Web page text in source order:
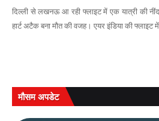
दिल्ली से लखनऊ आ रही फ्लाइट में एक यात्री की
हार्ट अटैक बना मौत की वजह। एयर इंडिया की फ्लाइट
मौसम अपडेट